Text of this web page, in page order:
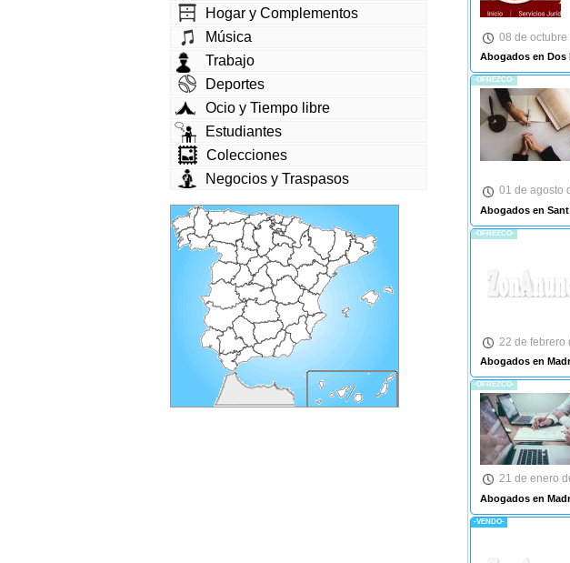
Hogar y Complementos
Música
Trabajo
Deportes
Ocio y Tiempo libre
Estudiantes
Colecciones
Negocios y Traspasos
08 de octubre
Abogados en Dos
-OFREZCO-
01 de agosto
Abogados en
-OFREZCO-
22 de febrero
Abogados en
-OFREZCO-
21 de enero
Abogados en
-VENDO-